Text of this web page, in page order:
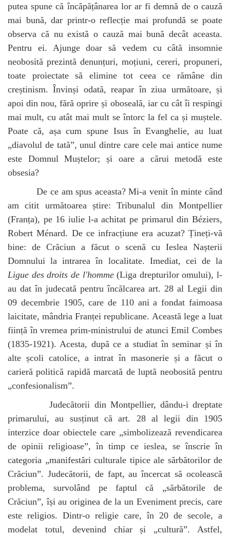
putea spune că încăpățânarea lor ar fi demnă de o cauză
mai bună, dar printr-o reflecție mai profundă se poate
observa că nu există o cauză mai bună decât aceasta.
Pentru ei. Ajunge doar să vedem cu câtă insomnie
neobosită prezintă denunțuri, moțiuni, cereri, propuneri,
toate proiectate să elimine tot ceea ce rămâne din
creștinism. Învinși odată, reapar în ziua următoare, și
apoi din nou, fără oprire și oboseală, iar cu cât îi respingi
mai mult, cu atât mai mult se întorc la fel ca și muștele.
Poate că, așa cum spune Isus în Evanghelie, au luat
„diavolul de tată”, unul dintre care cele mai antice nume
este Domnul Muștelor; și oare a cărui metodă este
obsesia?
De ce am spus aceasta? Mi-a venit în minte când
am citit următoarea știre: Tribunalul din Montpellier
(Franța), pe 16 iulie l-a achitat pe primarul din Béziers,
Robert Ménard. De ce infracțiune era acuzat? Țineți-vă
bine: de Crăciun a făcut o scenă cu Ieslea Nașterii
Domnului la intrarea în localitate. Imediat, cei de la
Ligue des droits de l'homme(Liga drepturilor omului), l-
au dat în judecată pentru încălcarea art. 28 al Legii din
09 decembrie 1905, care de 110 ani a fondat faimoasa
laicitate, mândria Franței republicane. Această lege a luat
ființă în vremea prim-ministrului de atunci Emil Combes
(1835-1921). Acesta, după ce a studiat în seminar și în
alte școli catolice, a intrat în masonerie și a făcut o
carieră politică rapidă marcată de luptă neobosită pentru
„confesionalism”.
Judecătorii din Montpellier, dându-i dreptate
primarului, au susținut că art. 28 al legii din 1905
interzice doar obiectele care „simbolizează revendicarea
de opinii religioase”, în timp ce ieslea, se înscrie în
categoria „manifestări culturale tipice ale sărbătorilor de
Crăciun”. Judecătorii, de fapt, au încercat să ocolească
problema, survolând pe faptul că „sărbătorile de
Crăciun”, își au originea de la un Eveniment precis, care
este religios. Dintr-o religie care, în 20 de secole, a
modelat totul, devenind chiar și „cultură”. Astfel,